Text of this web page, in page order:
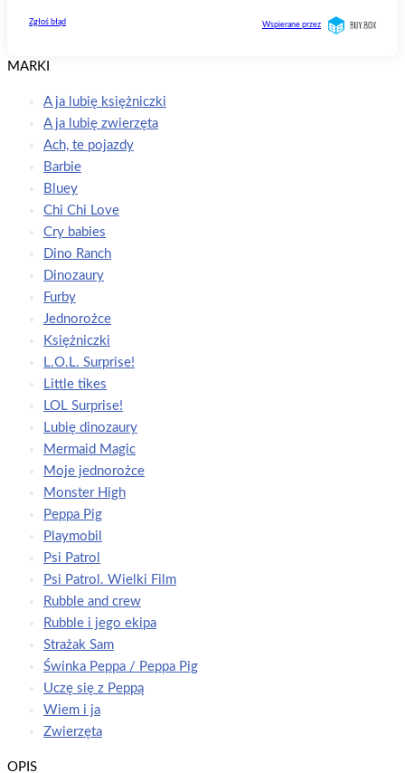
MARKI
A ja lubię księżniczki
A ja lubię zwierzęta
Ach, te pojazdy
Barbie
Bluey
Chi Chi Love
Cry babies
Dino Ranch
Dinozaury
Furby
Jednorożce
Księżniczki
L.O.L. Surprise!
Little tikes
LOL Surprise!
Lubię dinozaury
Mermaid Magic
Moje jednorożce
Monster High
Peppa Pig
Playmobil
Psi Patrol
Psi Patrol. Wielki Film
Rubble and crew
Rubble i jego ekipa
Strażak Sam
Świnka Peppa / Peppa Pig
Uczę się z Peppą
Wiem i ja
Zwierzęta
OPIS